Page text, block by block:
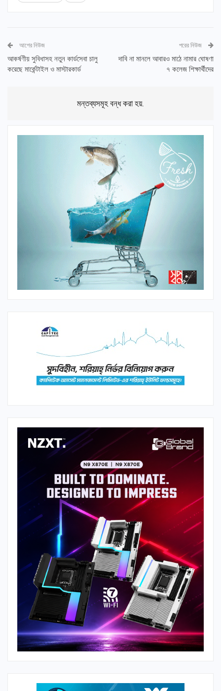
আগের নিউজ
আকর্ষণীয় সুবিধাসহ নতুন কার্ডসেবা চালু
করেছে মার্কেন্টাইল ও মাস্টারকার্ড
পরের নিউজ
দাবি না মানলে আবারও মাঠে নামার ঘোষণা
৭ কলেজ শিক্ষার্থীদের
মন্তব্যসমূহ বন্ধ করা হয়.